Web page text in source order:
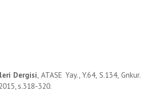
Dergisi , ATASE Yay., Y.64, S.134, Gnkur.
s.318-320.